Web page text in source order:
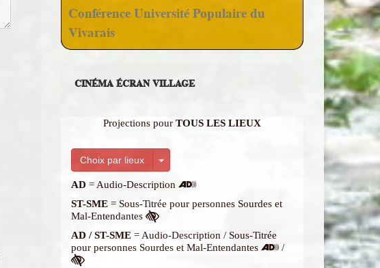
Conférence Université Populaire du
Vivarais
CINÉMA ÉCRAN VILLAGE